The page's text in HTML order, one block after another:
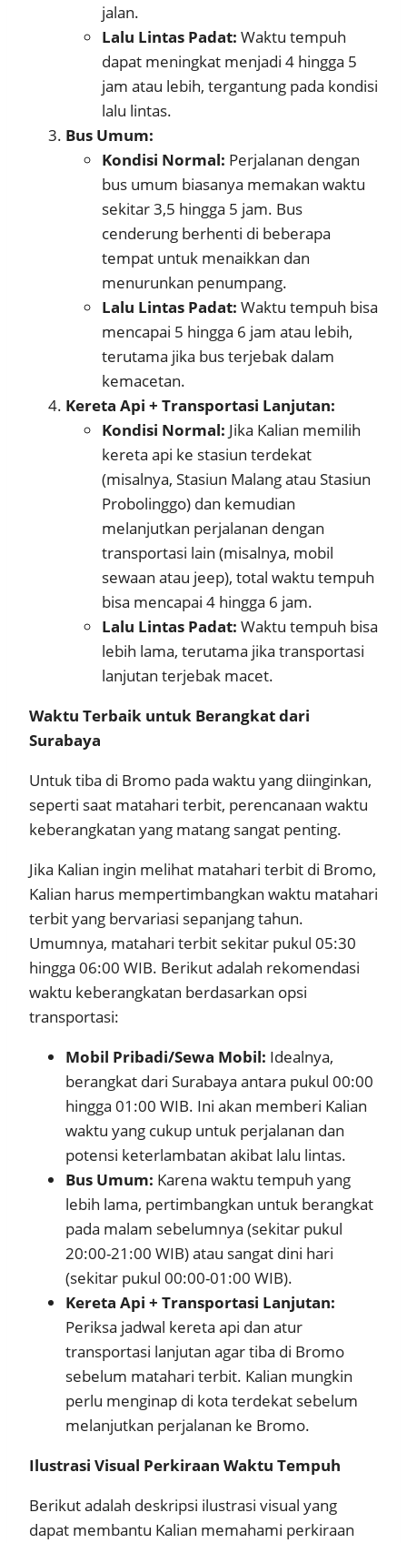
jalan.
Lalu Lintas Padat: Waktu tempuh
dapat meningkat menjadi 4 hingga 5
jam atau lebih, tergantung pada kondisi
lalu lintas.
Bus Umum:
Kondisi Normal: Perjalanan dengan
bus umum biasanya memakan waktu
sekitar 3,5 hingga 5 jam. Bus
cenderung berhenti di beberapa
tempat untuk menaikkan dan
menurunkan penumpang.
Lalu Lintas Padat: Waktu tempuh bisa
mencapai 5 hingga 6 jam atau lebih,
terutama jika bus terjebak dalam
kemacetan.
Kereta Api + Transportasi Lanjutan:
Kondisi Normal: Jika Kalian memilih
kereta api ke stasiun terdekat
(misalnya, Stasiun Malang atau Stasiun
Probolinggo) dan kemudian
melanjutkan perjalanan dengan
transportasi lain (misalnya, mobil
sewaan atau jeep), total waktu tempuh
bisa mencapai 4 hingga 6 jam.
Lalu Lintas Padat: Waktu tempuh bisa
lebih lama, terutama jika transportasi
lanjutan terjebak macet.
Waktu Terbaik untuk Berangkat dari
Surabaya
Untuk tiba di Bromo pada waktu yang diinginkan,
seperti saat matahari terbit, perencanaan waktu
keberangkatan yang matang sangat penting.
Jika Kalian ingin melihat matahari terbit di Bromo,
Kalian harus mempertimbangkan waktu matahari
terbit yang bervariasi sepanjang tahun.
Umumnya, matahari terbit sekitar pukul 05:30
hingga 06:00 WIB. Berikut adalah rekomendasi
waktu keberangkatan berdasarkan opsi
transportasi:
Mobil Pribadi/Sewa Mobil: Idealnya,
berangkat dari Surabaya antara pukul 00:00
hingga 01:00 WIB. Ini akan memberi Kalian
waktu yang cukup untuk perjalanan dan
potensi keterlambatan akibat lalu lintas.
Bus Umum: Karena waktu tempuh yang
lebih lama, pertimbangkan untuk berangkat
pada malam sebelumnya (sekitar pukul
20:00-21:00 WIB) atau sangat dini hari
(sekitar pukul 00:00-01:00 WIB).
Kereta Api + Transportasi Lanjutan:
Periksa jadwal kereta api dan atur
transportasi lanjutan agar tiba di Bromo
sebelum matahari terbit. Kalian mungkin
perlu menginap di kota terdekat sebelum
melanjutkan perjalanan ke Bromo.
Ilustrasi Visual Perkiraan Waktu Tempuh
Berikut adalah deskripsi ilustrasi visual yang
dapat membantu Kalian memahami perkiraan